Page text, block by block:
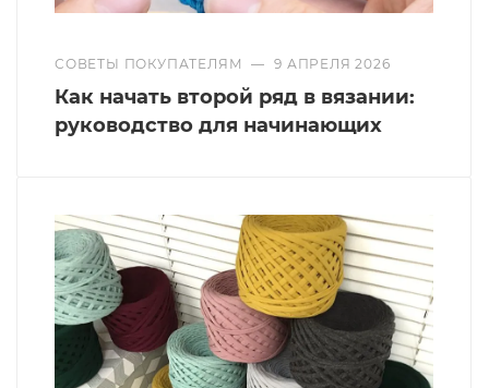
СОВЕТЫ ПОКУПАТЕЛЯМ — 9 АПРЕЛЯ 2026
Как начать второй ряд в вязании:
руководство для начинающих